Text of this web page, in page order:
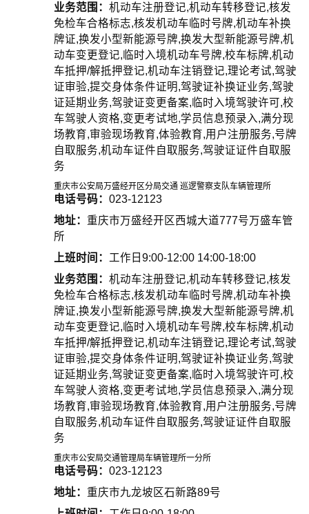
业务范围： 机动车注册登记,机动车转移登记,核发
免检车合格标志,核发机动车临时号牌,机动车补换
牌证,换发小型新能源号牌,换发大型新能源号牌,机
动车变更登记,临时入境机动车号牌,校车标牌,机动
车抵押/解抵押登记,机动车注销登记,理论考试,驾驶
证审验,提交身体条件证明,驾驶证补换证业务,驾驶
证延期业务,驾驶证变更备案,临时入境驾驶许可,校
车驾驶人资格,变更考试地,学员信息预录入,满分现
场教育,审验现场教育,体验教育,用户注册服务,号牌
自取服务,机动车证件自取服务,驾驶证证件自取服
务
重庆市公安局万盛经开区分局交通 巡逻警察支队车辆管理所
电话号码： 023-12123
地址： 重庆市万盛经开区西城大道777号万盛车管
所
上班时间： 工作日9:00-12:00 14:00-18:00
业务范围： 机动车注册登记,机动车转移登记,核发
免检车合格标志,核发机动车临时号牌,机动车补换
牌证,换发小型新能源号牌,换发大型新能源号牌,机
动车变更登记,临时入境机动车号牌,校车标牌,机动
车抵押/解抵押登记,机动车注销登记,理论考试,驾驶
证审验,提交身体条件证明,驾驶证补换证业务,驾驶
证延期业务,驾驶证变更备案,临时入境驾驶许可,校
车驾驶人资格,变更考试地,学员信息预录入,满分现
场教育,审验现场教育,体验教育,用户注册服务,号牌
自取服务,机动车证件自取服务,驾驶证证件自取服
务
重庆市公安局交通管理局车辆管理所一分所
电话号码： 023-12123
地址： 重庆市九龙坡区石新路89号